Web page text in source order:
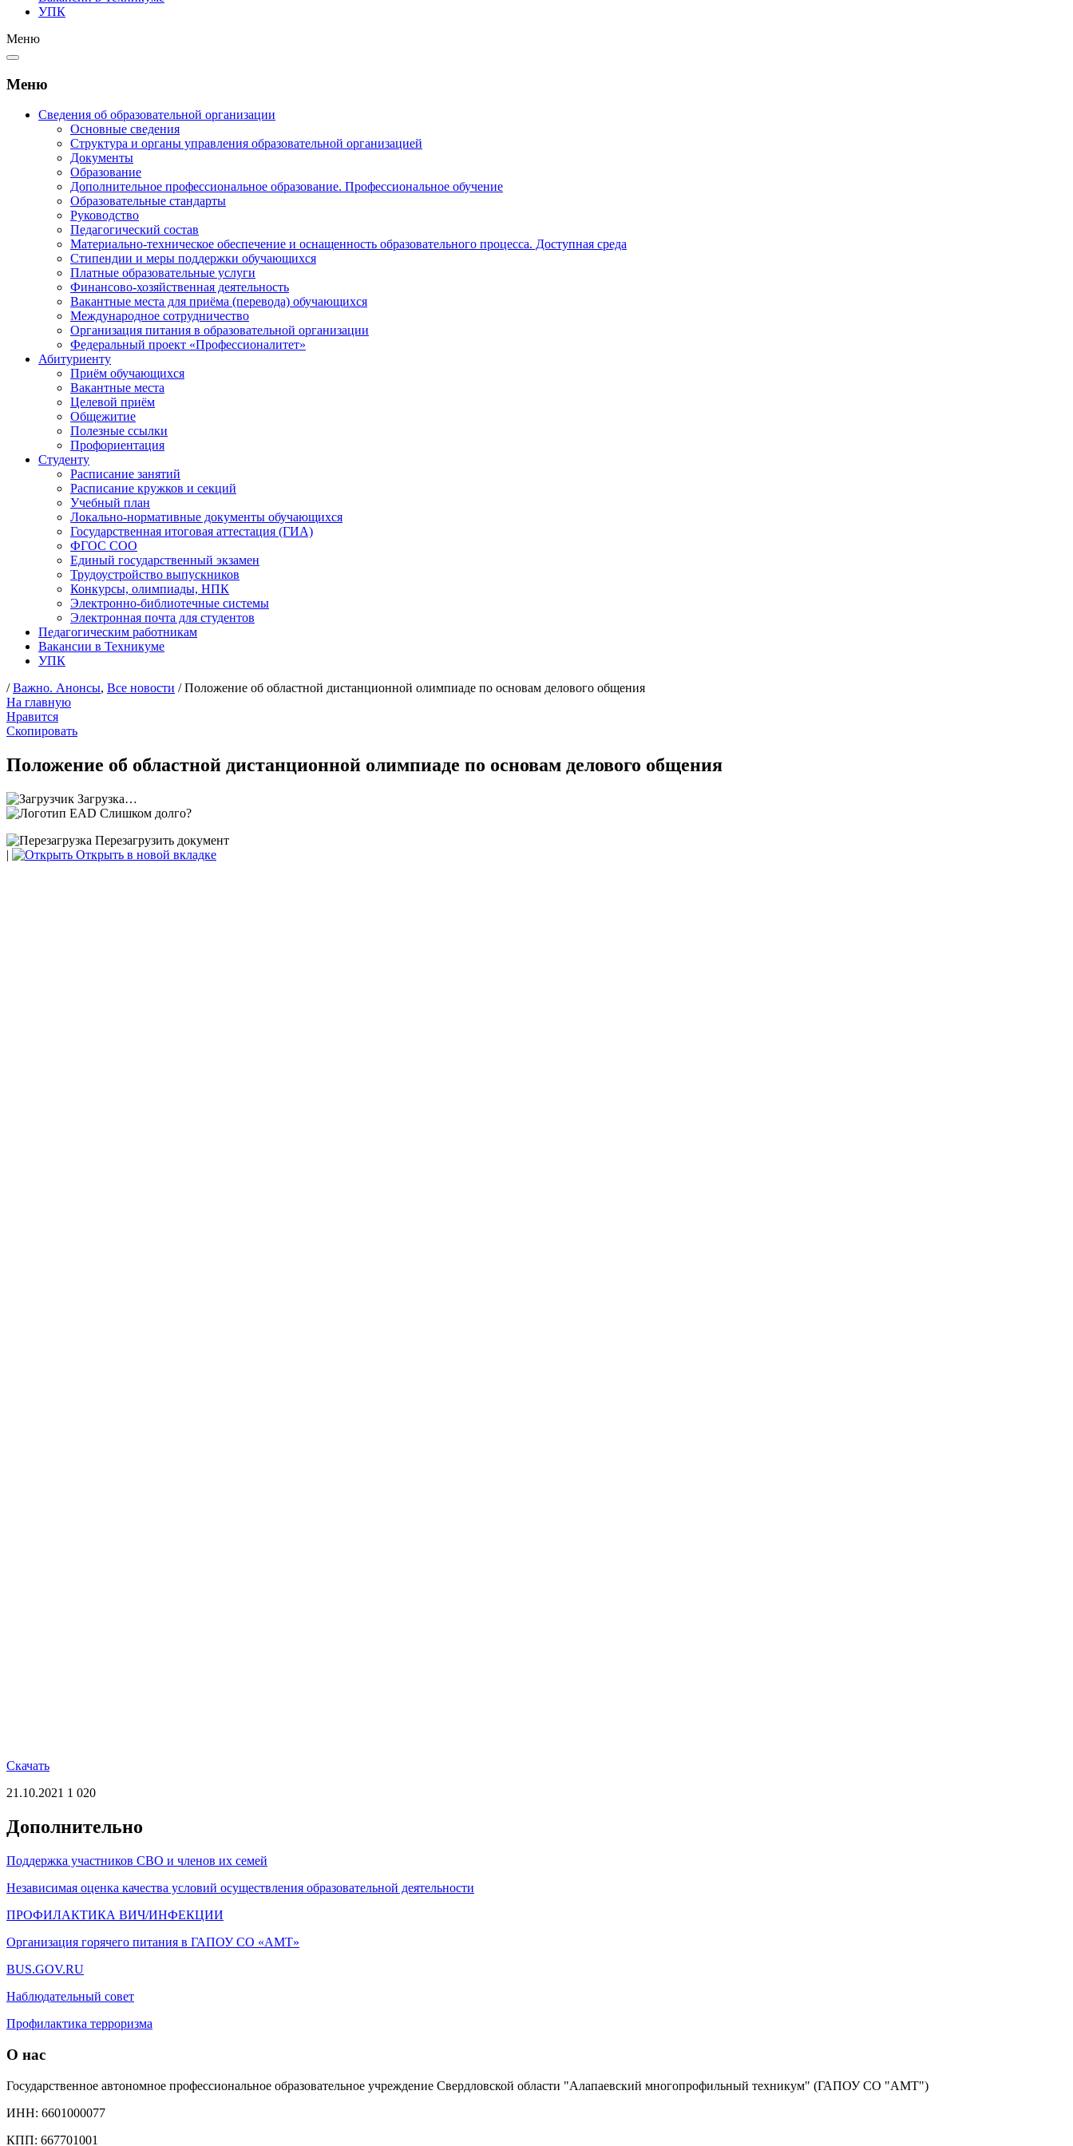
УПК
Меню
Меню
Сведения об образовательной организации
Основные сведения
Структура и органы управления образовательной организацией
Документы
Образование
Дополнительное профессиональное образование. Профессиональное обучение
Образовательные стандарты
Руководство
Педагогический состав
Материально-техническое обеспечение и оснащенность образовательного процесса. Доступная среда
Стипендии и меры поддержки обучающихся
Платные образовательные услуги
Финансово-хозяйственная деятельность
Вакантные места для приёма (перевода) обучающихся
Международное сотрудничество
Организация питания в образовательной организации
Федеральный проект «Профессионалитет»
Абитуриенту
Приём обучающихся
Вакантные места
Целевой приём
Общежитие
Полезные ссылки
Профориентация
Студенту
Расписание занятий
Расписание кружков и секций
Учебный план
Локально-нормативные документы обучающихся
Государственная итоговая аттестация (ГИА)
ФГОС СОО
Единый государственный экзамен
Трудоустройство выпускников
Конкурсы, олимпиады, НПК
Электронно-библиотечные системы
Электронная почта для студентов
Педагогическим работникам
Вакансии в Техникуме
УПК
/Важно. Анонсы, Все новости / Положение об областной дистанционной олимпиаде по основам делового общения
На главную
Нравится
Скопировать
Положение об областной дистанционной олимпиаде по основам делового общения
Загрузка…
Слишком долго?
Перезагрузить документ
|
Открыть в новой вкладке
Скачать
21.10.2021 1 020
Дополнительно
Поддержка участников СВО и членов их семей
Независимая оценка качества условий осуществления образовательной деятельности
ПРОФИЛАКТИКА ВИЧ/ИНФЕКЦИИ
Организация горячего питания в ГАПОУ СО «АМТ»
BUS.GOV.RU
Наблюдательный совет
Профилактика терроризма
О нас
Государственное автономное профессиональное образовательное учреждение Свердловской области "Алапаевский многопрофильный техникум" (ГАПОУ СО "АМТ")
ИНН: 6601000077
КПП: 667701001